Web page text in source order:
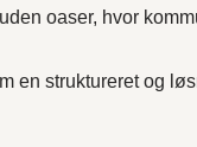
oaser, hvor
en struktureret og